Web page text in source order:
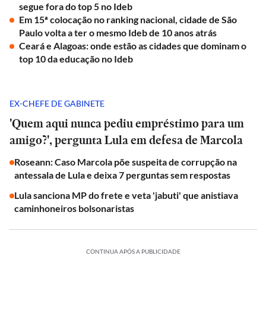
segue fora do top 5 no Ideb
Em 15ª colocação no ranking nacional, cidade de São
Paulo volta a ter o mesmo Ideb de 10 anos atrás
Ceará e Alagoas: onde estão as cidades que dominam o
top 10 da educação no Ideb
EX-CHEFE DE GABINETE
'Quem aqui nunca pediu empréstimo para um
amigo?', pergunta Lula em defesa de Marcola
Roseann: Caso Marcola põe suspeita de corrupção na
antessala de Lula e deixa 7 perguntas sem respostas
Lula sanciona MP do frete e veta 'jabuti' que anistiava
caminhoneiros bolsonaristas
CONTINUA APÓS A PUBLICIDADE